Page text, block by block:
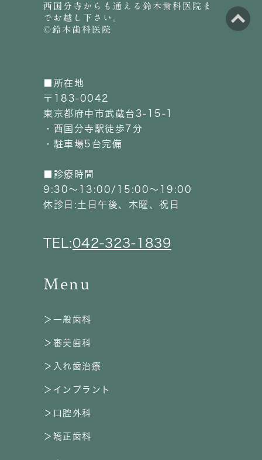
西国分寺からも通える鈴木歯科医院ま
でお越し下さい。
©鈴木歯科医院
■所在地
〒183-0042
東京都府中市武蔵台3-15-1
・西国分寺駅徒歩7分
・駐車場5台完備
■診療時間
9:30～13:00/15:00～19:00
休診日:土日午後、木曜、祝日
TEL:042-323-1839
Menu
＞一般歯科
＞審美歯科
＞入れ歯治療
＞インプラント
＞口腔外科
＞矯正歯科